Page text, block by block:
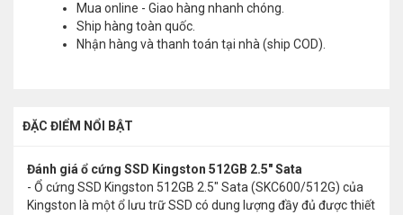
Mua online - Giao hàng nhanh chóng.
Ship hàng toàn quốc.
Nhận hàng và thanh toán tại nhà (ship COD).
ĐẶC ĐIỂM NỔI BẬT
Đánh giá ổ cứng SSD Kingston 512GB 2.5" Sata
- Ổ cứng SSD Kingston 512GB 2.5" Sata (SKC600/512G) của
Kingston là một ổ lưu trữ SSD có dung lượng đầy đủ được thiết